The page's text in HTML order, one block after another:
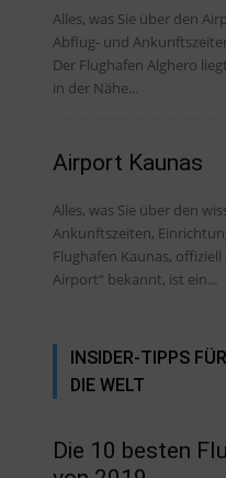
Alles, was Sie über den
Abflug- und
Der Flughafen Alghero
in der Nähe...
Airport Kaunas
Alles, was Sie über den wissen müssen: Abflug- und
Ankunftszeiten,
Flughafen Kaunas,
Airport“ bekannt, ist ein...
INSIDER-TIPPS
DIE WELT
Die 10 besten